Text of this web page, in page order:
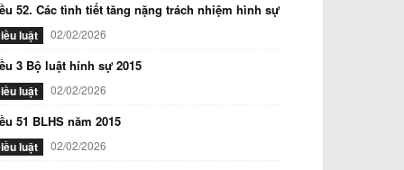
52. Các tình tiết tăng nặng trách nhiệm hình sự
luật 02/02/2026
3 Bộ luật hính sự 2015
luật 02/02/2026
51 BLHS năm 2015
luật 02/02/2026